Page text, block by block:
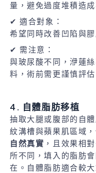
量，避免過度堆積造成
✔ 適合對象：
希望同時改善凹陷與膠
✔ 需注意：
與玻尿酸不同，洢蓮
料，術前需更謹慎評估
4. 自體脂肪移植
抽取大腿或腹部的自
紋溝槽與蘋果肌區域
自然真實 ，且效果相
所不同，填入的脂肪
在。自體脂肪適合較